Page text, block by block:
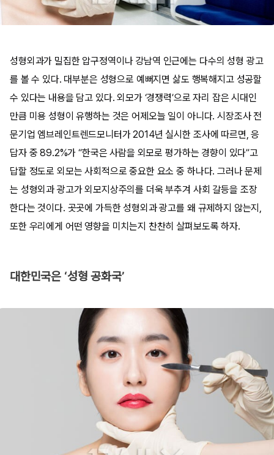
성형외과가 밀집한 압구정역이나 강남역 인근에는 다수의 성형 광고
를 볼 수 있다. 대부분은 성형으로 예뻐지면 삶도 행복해지고 성공할
수 있다는 내용을 담고 있다. 외모가 ‘경쟁력’으로 자리 잡은 시대인
만큼 미용 성형이 유행하는 것은 어제오늘 일이 아니다. 시장조사 전
문기업 엠브레인트렌드모니터가 2014년 실시한 조사에 따르면, 응
답자 중 89.2%가 “한국은 사람을 외모로 평가하는 경향이 있다”고
답할 정도로 외모는 사회적으로 중요한 요소 중 하나다. 그러나 문제
는 성형외과 광고가 외모지상주의를 더욱 부추겨 사회 갈등을 조장
한다는 것이다. 곳곳에 가득한 성형외과 광고를 왜 규제하지 않는지,
또한 우리에게 어떤 영향을 미치는지 찬찬히 살펴보도록 하자.
대한민국은 ‘성형 공화국’